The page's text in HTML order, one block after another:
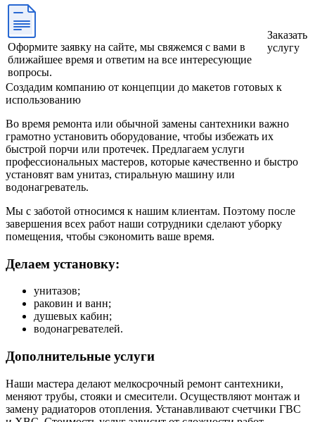
Оформите заявку на сайте, мы свяжемся с вами в
ближайшее время и ответим на все интересующие
вопросы.
Заказать
услугу
Создадим компанию от концепции до макетов готовых к
использованию
Во время ремонта или обычной замены сантехники важно
грамотно установить оборудование, чтобы избежать их
быстрой порчи или протечек. Предлагаем услуги
профессиональных мастеров, которые качественно и быстро
установят вам унитаз, стиральную машину или
водонагреватель.
Мы с заботой относимся к нашим клиентам. Поэтому после
завершения всех работ наши сотрудники сделают уборку
помещения, чтобы сэкономить ваше время.
Делаем установку:
унитазов;
раковин и ванн;
душевых кабин;
водонагревателей.
Дополнительные услуги
Наши мастера делают мелкосрочный ремонт сантехники,
меняют трубы, стояки и смесители. Осуществляют монтаж и
замену радиаторов отопления. Устанавливают счетчики ГВС